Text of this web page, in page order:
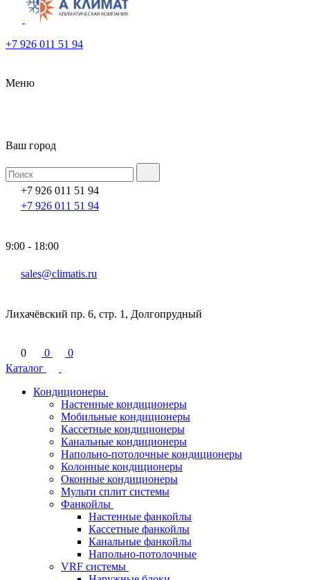
+7 926 011 51 94
Меню
Ваш город
+7 926 011 51 94
+7 926 011 51 94
9:00 - 18:00
sales@climatis.ru
Лихачёвский пр. 6, стр. 1, Долгопрудный
0 0
0
Каталог
Кондиционеры
Настенные кондиционеры
Мобильные кондиционеры
Кассетные кондиционеры
Канальные кондиционеры
Напольно-потолочные кондиционеры
Колонные кондиционеры
Оконные кондиционеры
Мульти сплит системы
Фанкойлы
Настенные фанкойлы
Кассетные фанкойлы
Канальные фанкойлы
Напольно-потолочные
VRF системы